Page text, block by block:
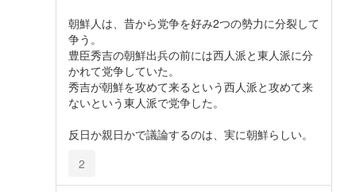
朝鮮人は、昔から党争を好み2つの勢力に分裂して
争う。
豊臣秀吉の朝鮮出兵の前には西人派と東人派に分
かれて党争していた。
秀吉が朝鮮を攻めて来るという西人派と攻めて来
ないという東人派で党争した。
反日か親日かで議論するのは、実に朝鮮らしい。
2